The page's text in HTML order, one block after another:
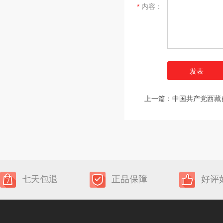
* 内容：
上一篇： 中国共产党西
七天包退 正品保障 好评